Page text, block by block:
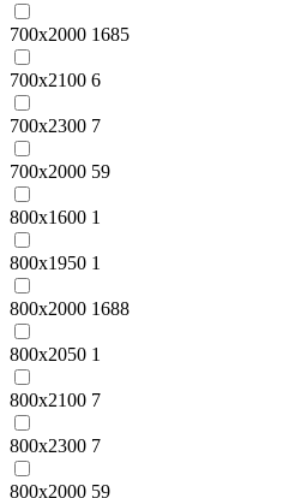
700x2000 1685
700x2100 6
700x2300 7
700х2000 59
800x1600 1
800x1950 1
800x2000 1688
800x2050 1
800x2100 7
800x2300 7
800х2000 59